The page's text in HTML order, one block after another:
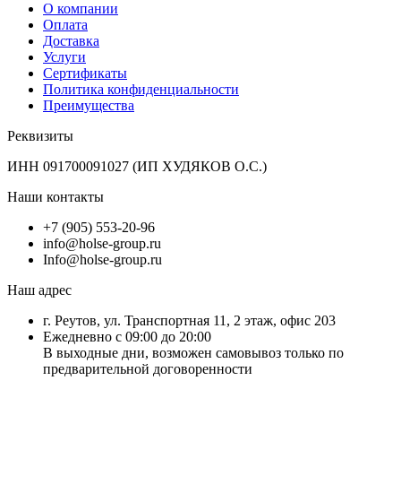
О компании
Оплата
Доставка
Услуги
Сертификаты
Политика конфиденциальности
Преимущества
Реквизиты
ИНН 091700091027 (ИП ХУДЯКОВ О.С.)
Наши контакты
+7 (905) 553-20-96
info@holse-group.ru
Info@holse-group.ru
Наш адрес
г. Реутов, ул. Транспортная 11, 2 этаж, офис 203
Ежедневно с 09:00 до 20:00
В выходные дни, возможен самовывоз только по
предварительной договоренности